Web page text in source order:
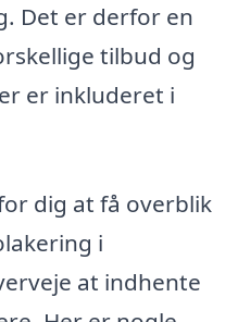
Det er derfor en
tilbud og
er inkluderet i
dig at få overblik
i
at indhente